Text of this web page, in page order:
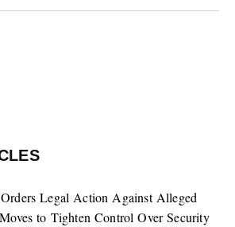
Legal Action Against Alleged
to Tighten Control Over Security